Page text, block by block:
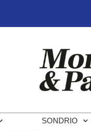
SONDRIO